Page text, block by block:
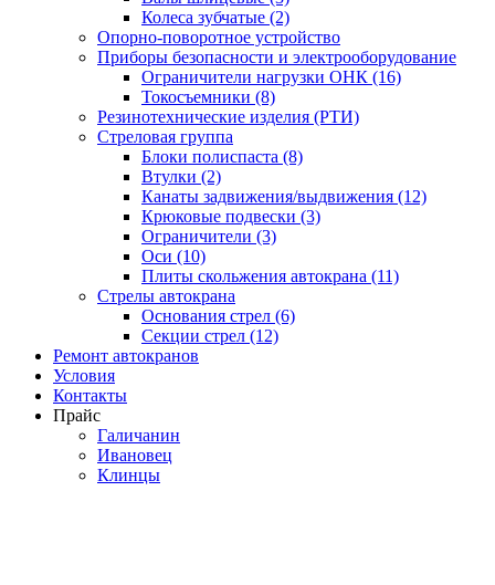
Колеса зубчатые (2)
Опорно-поворотное устройство
Приборы безопасности и электрооборудование
Ограничители нагрузки ОНК (16)
Токосъемники (8)
Резинотехнические изделия (РТИ)
Стреловая группа
Блоки полиспаста (8)
Втулки (2)
Канаты задвижения/выдвижения (12)
Крюковые подвески (3)
Ограничители (3)
Оси (10)
Плиты скольжения автокрана (11)
Стрелы автокрана
Основания стрел (6)
Секции стрел (12)
Ремонт автокранов
Условия
Контакты
Прайс
Галичанин
Ивановец
Клинцы